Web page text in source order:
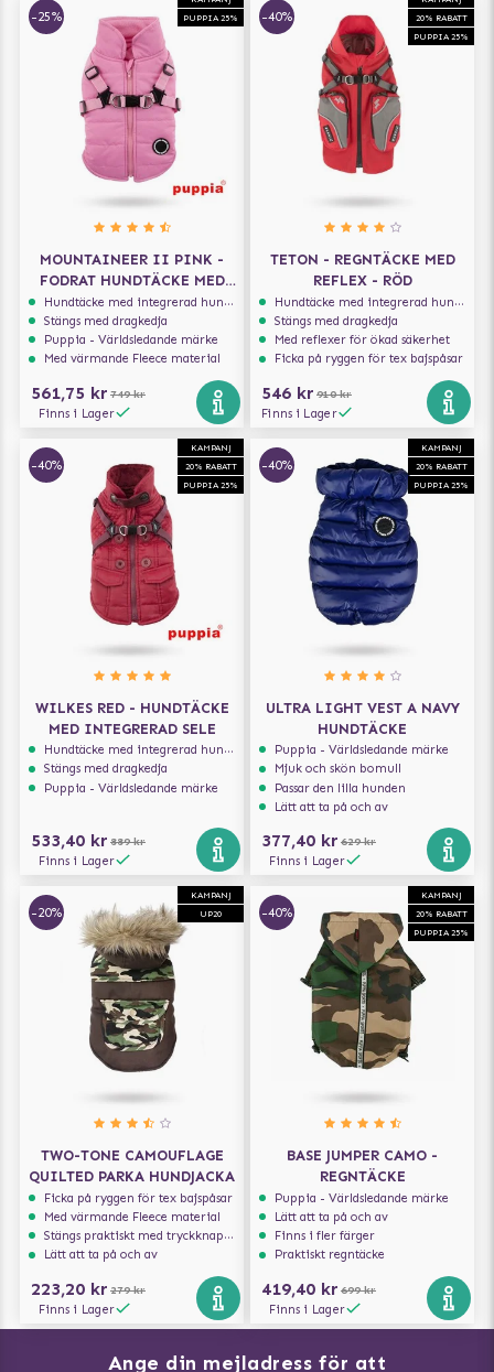
PUPPIA 25%
-25%
MOUNTAINEER II PINK -
FODRAT HUNDTÄCKE MED
INTEGRERAD SELE
Hundtäcke med integrerad hundsele
Stängs med dragkedja
Puppia - Världsledande märke
Med värmande Fleece material
561,75 kr 749 kr
Finns i Lager
20% RABATT
PUPPIA 25%
-40%
TETON - REGNTÄCKE MED
REFLEX - RÖD
Hundtäcke med integrerad hundsele
Stängs med dragkedja
Med reflexer för ökad säkerhet
Ficka på ryggen för tex bajspåsar
546 kr 910 kr
Finns i Lager
KAMPANJ
20% RABATT
PUPPIA 25%
-40%
WILKES RED - HUNDTÄCKE
MED INTEGRERAD SELE
Hundtäcke med integrerad hundsele
Stängs med dragkedja
Puppia - Världsledande märke
533,40 kr 889 kr
Finns i Lager
KAMPANJ
20% RABATT
PUPPIA 25%
-40%
ULTRA LIGHT VEST A NAVY
HUNDTÄCKE
Puppia - Världsledande märke
Mjuk och skön bomull
Passar den lilla hunden
Lätt att ta på och av
377,40 kr 629 kr
Finns i Lager
KAMPANJ
UP20
-20%
TWO-TONE CAMOUFLAGE
QUILTED PARKA HUNDJACKA
Ficka på ryggen för tex bajspåsar
Med värmande Fleece material
Stängs praktiskt med tryckknappar
Lätt att ta på och av
223,20 kr 279 kr
Finns i Lager
KAMPANJ
20% RABATT
PUPPIA 25%
-40%
BASE JUMPER CAMO -
REGNTÄCKE
Puppia - Världsledande märke
Lätt att ta på och av
Finns i fler färger
Praktiskt regntäcke
419,40 kr 699 kr
Finns i Lager
Ange din mejladress för att